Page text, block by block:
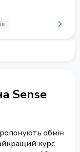
Sense
обмін
курс